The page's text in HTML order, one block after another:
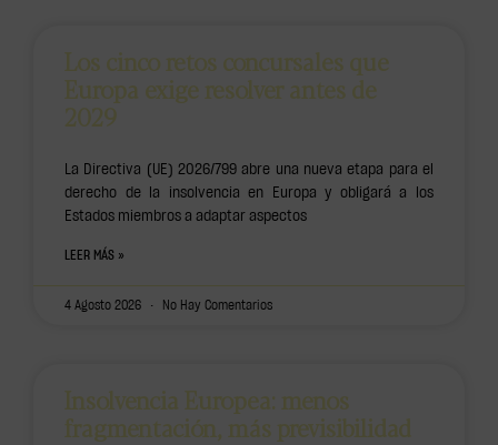
Los cinco retos concursales que
Europa exige resolver antes de
2029
La Directiva (UE) 2026/799 abre una nueva etapa para el
derecho de la insolvencia en Europa y obligará a los
Estados miembros a adaptar aspectos
LEER MÁS »
4 Agosto 2026 No Hay Comentarios
Insolvencia Europea: menos
fragmentación, más previsibilidad